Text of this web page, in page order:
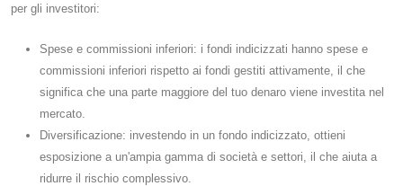
per gli investitori:
Spese e commissioni inferiori: i fondi indicizzati hanno spese e
commissioni inferiori rispetto ai fondi gestiti attivamente, il che
significa che una parte maggiore del tuo denaro viene investita nel
mercato.
Diversificazione: investendo in un fondo indicizzato, ottieni
esposizione a un'ampia gamma di società e settori, il che aiuta a
ridurre il rischio complessivo.